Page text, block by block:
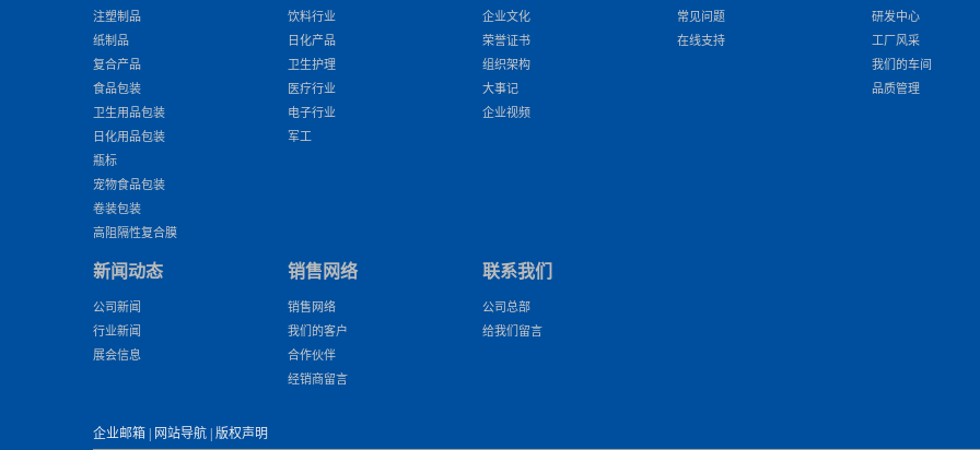
注塑制品
纸制品
复合产品
食品包装
卫生用品包装
日化用品包装
瓶标
宠物食品包装
卷装包装
高阻隔性复合膜
饮料行业
日化产品
卫生护理
医疗行业
电子行业
军工
企业文化
荣誉证书
组织架构
大事记
企业视频
常见问题
在线支持
研发中心
工厂风采
我们的车间
品质管理
新闻动态
公司新闻
行业新闻
展会信息
销售网络
销售网络
我们的客户
合作伙伴
经销商留言
联系我们
公司总部
给我们留言
企业邮箱| 网站导航| 版权声明